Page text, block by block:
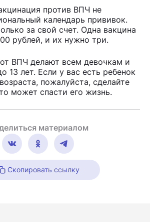
против ВПЧ не
календарь прививок.
за свой счет. Одна вакцина
рублей, и их нужно три.
ВПЧ делают всем девочкам и
13 лет. Если у вас есть ребенок
пожалуйста, сделайте
может спасти его жизнь.
материалом
Скопировать ссылку